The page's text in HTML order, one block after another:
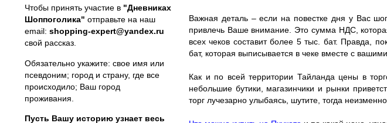
Чтобы принять участие в "Дневниках
Шоппоголика" отправьте на наш
email: shopping-expert@yandex.ru
свой рассказ.
Обязательно укажите: свое имя или
псевдоним; город и страну, где все
происходило; Ваш город
проживания.
Пусть Вашу историю узнает весь
Важная деталь – если на повестке дня у Вас
привлечь Ваше внимание. Это сумма НДС,
всех чеков составит более 5 тыс. бат. Правда,
бат, которая выписывается в чеке вместе с
Как и по всей территории Тайланда цены в
небольшие бутики, магазинчики и рынки
торг лучезарно улыбаясь, шутите, тогда